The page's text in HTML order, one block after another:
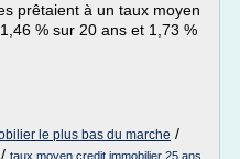
prêtaient à un taux moyen
% sur 20 ans et 1,73 %
le plus bas du marche /
/ taux moyen credit immobilier 25 ans